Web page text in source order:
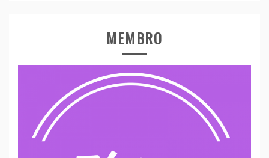
MEMBRO